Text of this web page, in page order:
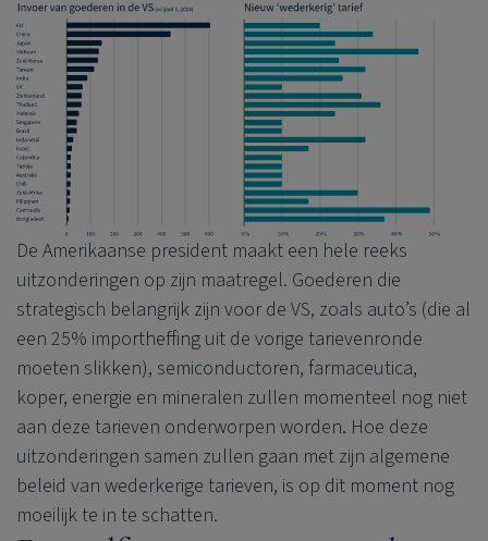
De Amerikaanse president maakt een hele reeks
uitzonderingen op zijn maatregel. Goederen die
strategisch belangrijk zijn voor de VS, zoals auto’s (die al
een 25% importheffing uit de vorige tarievenronde
moeten slikken), semiconductoren, farmaceutica,
koper, energie en mineralen zullen momenteel nog niet
aan deze tarieven onderworpen worden. Hoe deze
uitzonderingen samen zullen gaan met zijn algemene
beleid van wederkerige tarieven, is op dit moment nog
moeilijk te in te schatten.